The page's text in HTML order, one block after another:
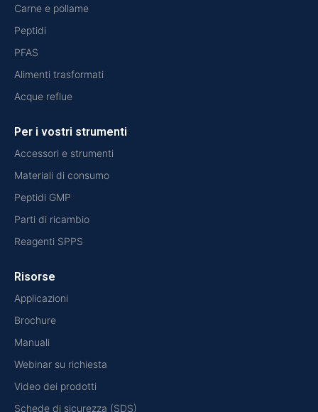
Carne e pollame
Peptidi
PFAS
Alimenti trasformati
Acque reflue
Per i vostri strumenti
Accessori e strumenti
Materiali di consumo
Peptidi GMP
Parti di ricambio
Reagenti SPPS
Risorse
Applicazioni
Brochure
Manuali
Webinar su richiesta
Video dei prodotti
Schede di sicurezza (SDS)